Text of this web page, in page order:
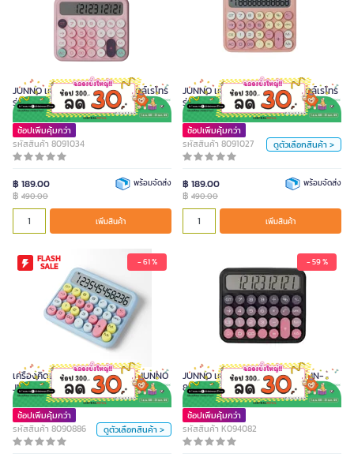
JUNNO เครื่องคิดเลข 12 หลัก สไตล์เรโทร
รุ่น JN800 สีชมพู NEZU PINK
ช้อปเพิ่มคุ้มกว่า
รหัสสินค้า 8091034
฿ 189.00
฿ 490.00
พร้อมจัดส่ง
เพิ่มสินค้า
JUNNO เครื่องคิดเลข 12 หลัก สไตล์เรโทร
รุ่น JN800 สีชมพู
ช้อปเพิ่มคุ้มกว่า
รหัสสินค้า 8091027
ดูตัวเลือกสินค้า >
฿ 189.00
฿ 490.00
พร้อมจัดส่ง
เพิ่มสินค้า
JUNNO เครื่องคิดเลข 12 หลัก สไตล์เร
โทร รุ่น JN800 สีชมพู
490.00
สี
Chocolate
ครีม
FLASH
SALE - 61 %
เครื่องคิดเลข 12 หลัก สไตล์เรโทร JUNNO
JN800 สีฟ้าพาสเทล
ช้อปเพิ่มคุ้มกว่า
รหัสสินค้า 8090886
ดูตัวเลือกสินค้า >
เครื่องคิดเลข 12 หลัก สไตล์เรโทร
JUNNO JN800 สีฟ้าพาสเทล
490.00
สี
ฟ้าพาสเทล
ชานม
- 59 %
JUNNO เครื่องคิดเลข 12 หลัก รุ่น JN-
800 สี Black & Pink
ช้อปเพิ่มคุ้มกว่า
รหัสสินค้า K094082